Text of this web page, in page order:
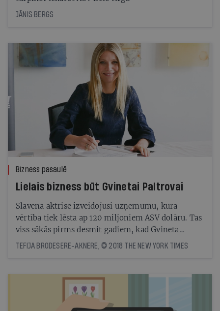
JĀNIS BERGS
Bizness pasaulē
Lielais bizness būt Gvinetai Paltrovai
Slavenā aktrise izveidojusi uzņēmumu, kura
vērtība tiek lēsta ap 120 miljoniem ASV dolāru. Tas
viss sākās pirms desmit gadiem, kad Gvineta
Paltrova sāka elektroniski izsūtīt apkārtrakstu ar
un piedāvātās preces bieži izpelnās kritiku par
pesteļošanu un pseidozinātni
TEFIJA BRODESERE-AKNERE, © 2018 THE NEW YORK TIMES